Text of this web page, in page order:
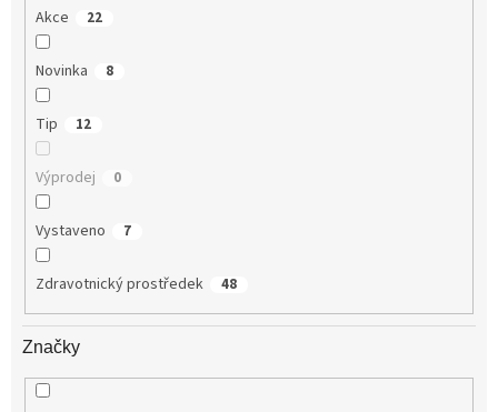
Akce 22
Novinka 8
Tip 12
Výprodej 0
Vystaveno 7
Zdravotnický prostředek 48
Značky